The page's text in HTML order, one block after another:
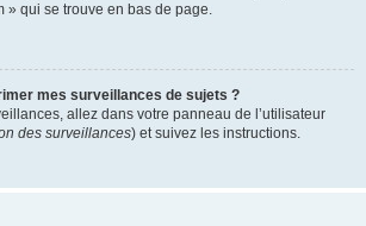
» qui se trouve en bas de page.
mes surveillances de sujets ?
allez dans votre panneau de l’utilisateur
des surveillances) et suivez les instructions.